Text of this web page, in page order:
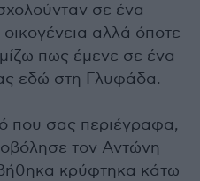
σε ένα
οικογένεια αλλά όποτε
πως έμενε σε ένα
εδώ στη Γλυφάδα.
που σας περιέγραφα,
τον Αντώνη
κρύφτηκα κάτω